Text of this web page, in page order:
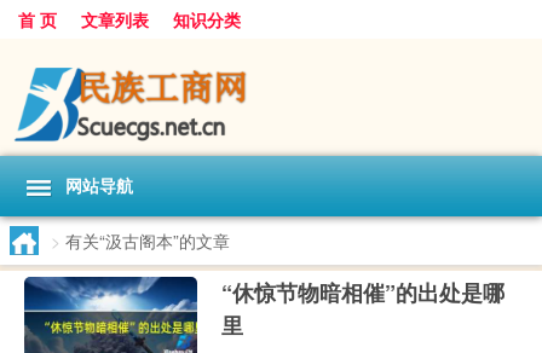
首 页 文章列表 知识分类
网站导航
> 有关“汲古阁本”的文章
“休惊节物暗相催”的出处是哪
里